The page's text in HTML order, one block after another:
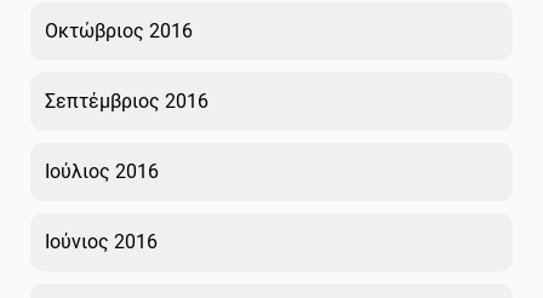
Οκτώβριος 2016
Σεπτέμβριος 2016
Ιούλιος 2016
Ιούνιος 2016